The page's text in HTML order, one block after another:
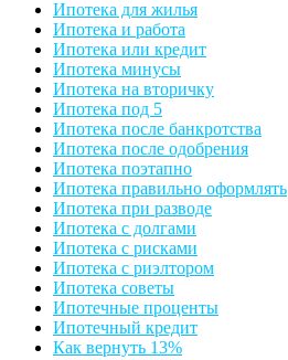
Ипотека для жилья
Ипотека и работа
Ипотека или кредит
Ипотека минусы
Ипотека на вторичку
Ипотека под 5
Ипотека после банкротства
Ипотека после одобрения
Ипотека поэтапно
Ипотека правильно оформлять
Ипотека при разводе
Ипотека с долгами
Ипотека с рисками
Ипотека с риэлтором
Ипотека советы
Ипотечные проценты
Ипотечный кредит
Как вернуть 13%